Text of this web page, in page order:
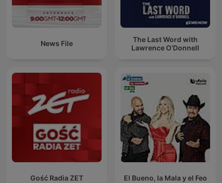
News File
The Last Word with
Lawrence O’Donnell
Gość Radia ZET El Bueno, la Mala y el Feo